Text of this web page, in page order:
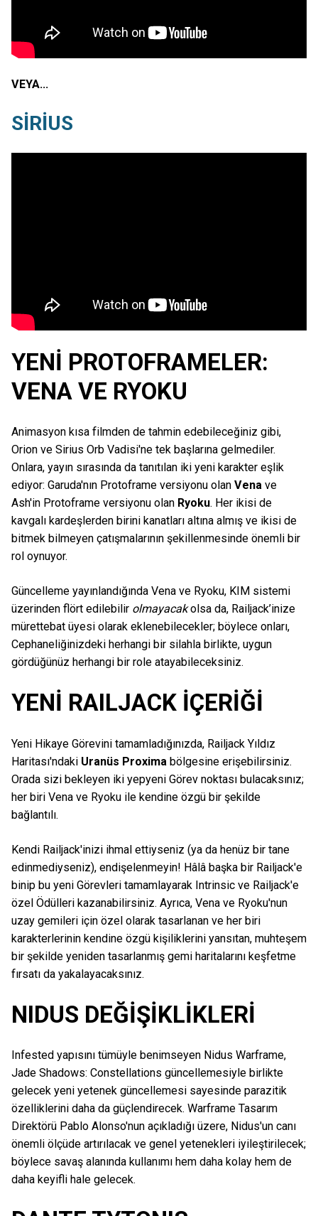
VEYA…
SİRİUS
YENİ PROTOFRAMELER:
VENA VE RYOKU
Animasyon kısa filmden de tahmin edebileceğiniz gibi,
Orion ve Sirius Orb Vadisi'ne tek başlarına gelmediler.
Onlara, yayın sırasında da tanıtılan iki yeni karakter eşlik
ediyor: Garuda'nın Protoframe versiyonu olan Vena ve
Ash'in Protoframe versiyonu olan Ryoku. Her ikisi de
kavgalı kardeşlerden birini kanatları altına almış ve ikisi de
bitmek bilmeyen çatışmalarının şekillenmesinde önemli bir
rol oynuyor.
Güncelleme yayınlandığında Vena ve Ryoku, KIM sistemi
üzerinden flört edilebilir olmayacakolsa da, Railjack’inize
mürettebat üyesi olarak eklenebilecekler; böylece onları,
Cephaneliğinizdeki herhangi bir silahla birlikte, uygun
gördüğünüz herhangi bir role atayabileceksiniz.
YENİ RAILJACK İÇERİĞİ
Yeni Hikaye Görevini tamamladığınızda, Railjack Yıldız
Haritası'ndaki Uranüs Proxima bölgesine erişebilirsiniz.
Orada sizi bekleyen iki yepyeni Görev noktası bulacaksınız;
her biri Vena ve Ryoku ile kendine özgü bir şekilde
bağlantılı.
Kendi Railjack'inizi ihmal ettiyseniz (ya da henüz bir tane
edinmediyseniz), endişelenmeyin! Hâlâ başka bir Railjack'e
binip bu yeni Görevleri tamamlayarak Intrinsic ve Railjack'e
özel Ödülleri kazanabilirsiniz. Ayrıca, Vena ve Ryoku'nun
uzay gemileri için özel olarak tasarlanan ve her biri
karakterlerinin kendine özgü kişiliklerini yansıtan, muhteşem
bir şekilde yeniden tasarlanmış gemi haritalarını keşfetme
fırsatı da yakalayacaksınız.
NIDUS DEĞİŞİKLİKLERİ
Infested yapısını tümüyle benimseyen Nidus Warframe,
Jade Shadows: Constellations güncellemesiyle birlikte
gelecek yeni yetenek güncellemesi sayesinde parazitik
özelliklerini daha da güçlendirecek. Warframe Tasarım
Direktörü Pablo Alonso'nun açıkladığı üzere, Nidus'un canı
önemli ölçüde artırılacak ve genel yetenekleri iyileştirilecek;
böylece savaş alanında kullanımı hem daha kolay hem de
daha keyifli hale gelecek.